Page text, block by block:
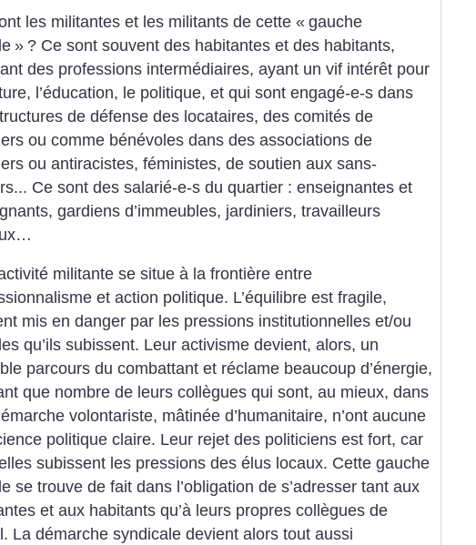
les militantes et les militants de cette « gauche
» ? Ce sont souvent des habitantes et des habitants,
des professions intermédiaires, ayant un vif intérêt pour
l’éducation, le politique, et qui sont engagé-e-s dans
de défense des locataires, des comités de
ou comme bénévoles dans des associations de
ou antiracistes, féministes, de soutien aux sans-
Ce sont des salarié-e-s du quartier : enseignantes et
gardiens d’immeubles, jardiniers, travailleurs
militante se situe à la frontière entre
et action politique. L’équilibre est fragile,
mis en danger par les pressions institutionnelles et/ou
qu’ils subissent. Leur activisme devient, alors, un
parcours du combattant et réclame beaucoup d’énergie,
que nombre de leurs collègues qui sont, au mieux, dans
volontariste, mâtinée d’humanitaire, n’ont aucune
politique claire. Leur rejet des politiciens est fort, car
subissent les pressions des élus locaux. Cette gauche
se trouve de fait dans l’obligation de s’adresser tant aux
et aux habitants qu’à leurs propres collègues de
La démarche syndicale devient alors tout aussi